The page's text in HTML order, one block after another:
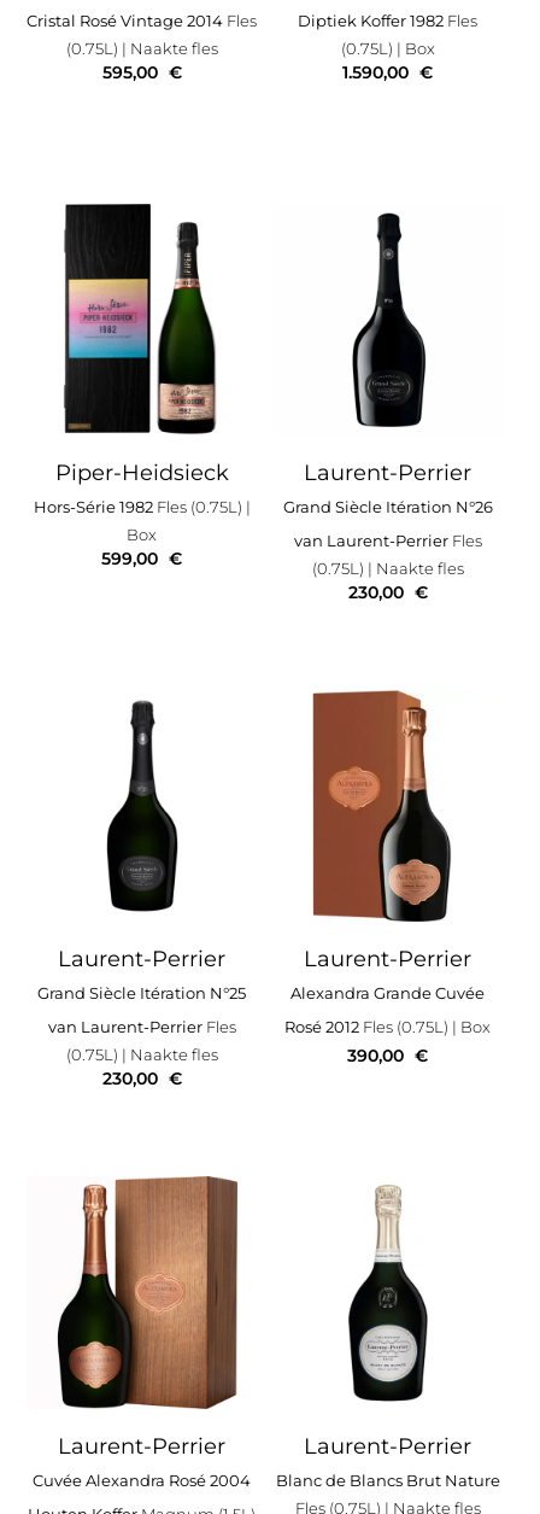
Cristal Rosé Vintage 2014 Fles
(0.75L) | Naakte fles
595,00 €
Diptiek Koffer 1982 Fles
(0.75L) | Box
1.590,00 €
Piper-Heidsieck
Hors-Série 1982Fles (0.75L) |
Box
599,00 €
Laurent-Perrier
Grand Siècle Itération N°26
van Laurent-PerrierFles
(0.75L) | Naakte fles
230,00 €
Laurent-Perrier
Grand Siècle Itération N°25
van Laurent-PerrierFles
(0.75L) | Naakte fles
230,00 €
Laurent-Perrier
Alexandra Grande Cuvée
Rosé 2012 Fles (0.75L) | Box
390,00 €
Laurent-Perrier
Cuvée Alexandra Rosé 2004
Laurent-Perrier
Blanc de Blancs Brut Nature
Fles (0.75L) | Naakte fles